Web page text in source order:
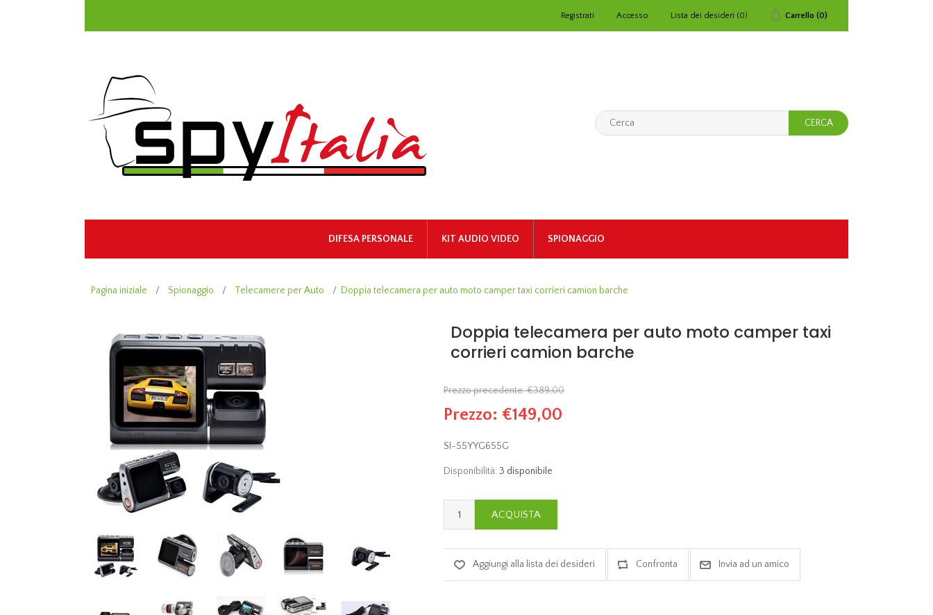
Registrati Accesso Lista dei desideri (0) Carrello (0)
DIFESA PERSONALE KIT AUDIO VIDEO SPIONAGGIO
Pagina iniziale / Spionaggio / Telecamere per Auto / Doppia telecamera per auto moto camper taxi corrieri camion barche
Doppia telecamera per auto moto camper taxi
corrieri camion barche
Prezzo precedente:€389,00
Prezzo: €149,00
SI-55YYG655G
Disponibilità: 3 disponibile